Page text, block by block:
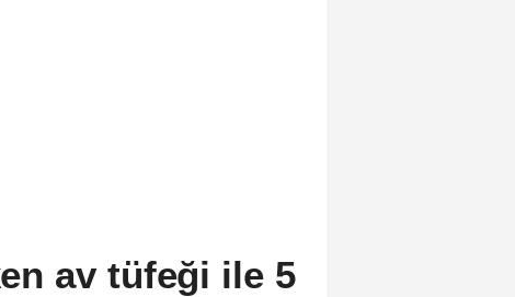
av tüfeği ile 5